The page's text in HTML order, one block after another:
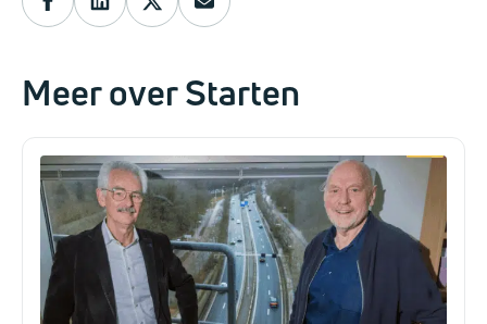
Meer over Starten